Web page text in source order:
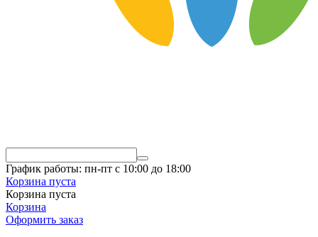
График работы: пн-пт с 10:00 до 18:00
Корзина пуста
Корзина пуста
Корзина
Оформить заказ